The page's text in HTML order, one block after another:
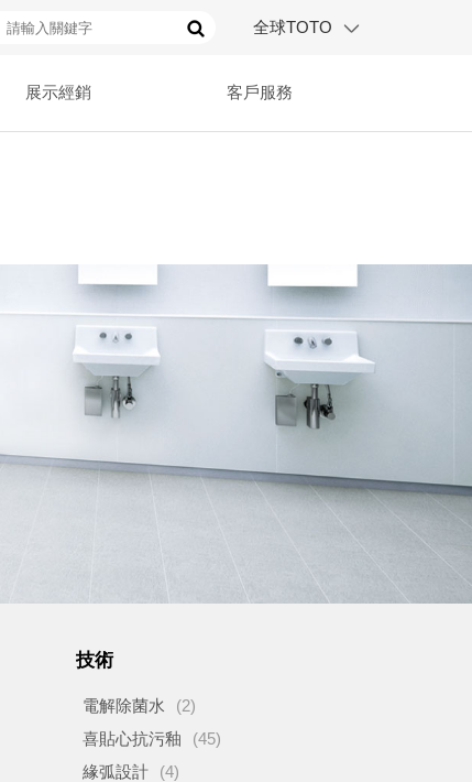
全球TOTO
展示經銷 客戶服務
技術
電解除菌水
(2)
喜貼心抗污釉
(45)
緣弧設計
(4)